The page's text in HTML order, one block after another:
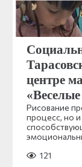
центре
Рисование
процесс, но
121